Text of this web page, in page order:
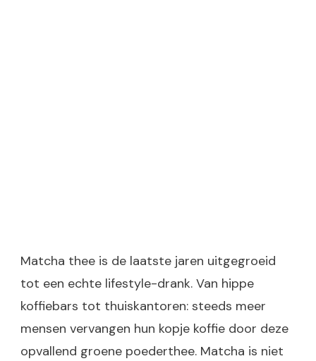
Matcha thee is de laatste jaren uitgegroeid
tot een echte lifestyle-drank. Van hippe
koffiebars tot thuiskantoren: steeds meer
mensen vervangen hun kopje koffie door deze
opvallend groene poederthee. Matcha is niet